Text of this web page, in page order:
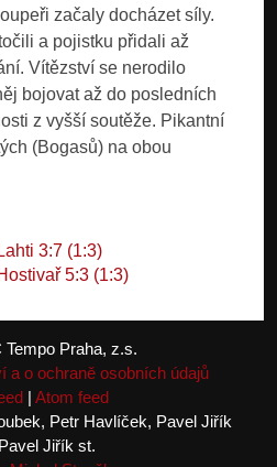
začaly docházet síly.
a pojistku přidali až
Vítězství se nerodilo
bojovat až do posledních
z vyšší soutěže. Pikantní
(Bogasů) na obou
3:7 (1:3)
5:3 (1:3)
Praha, z.s.
a o ochraně osobních údajů
| Atom feed
Petr Havlíček, Pavel Jiřík
Jiřík st.